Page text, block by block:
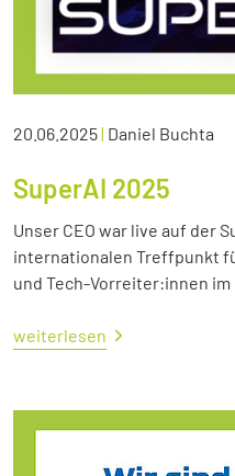
20.06.2025| Daniel Buchta
SuperAI 2025
Unser CEO war live auf der
internationalen Treffpunkt
und Tech-Vorreiter:innen
weiterlesen